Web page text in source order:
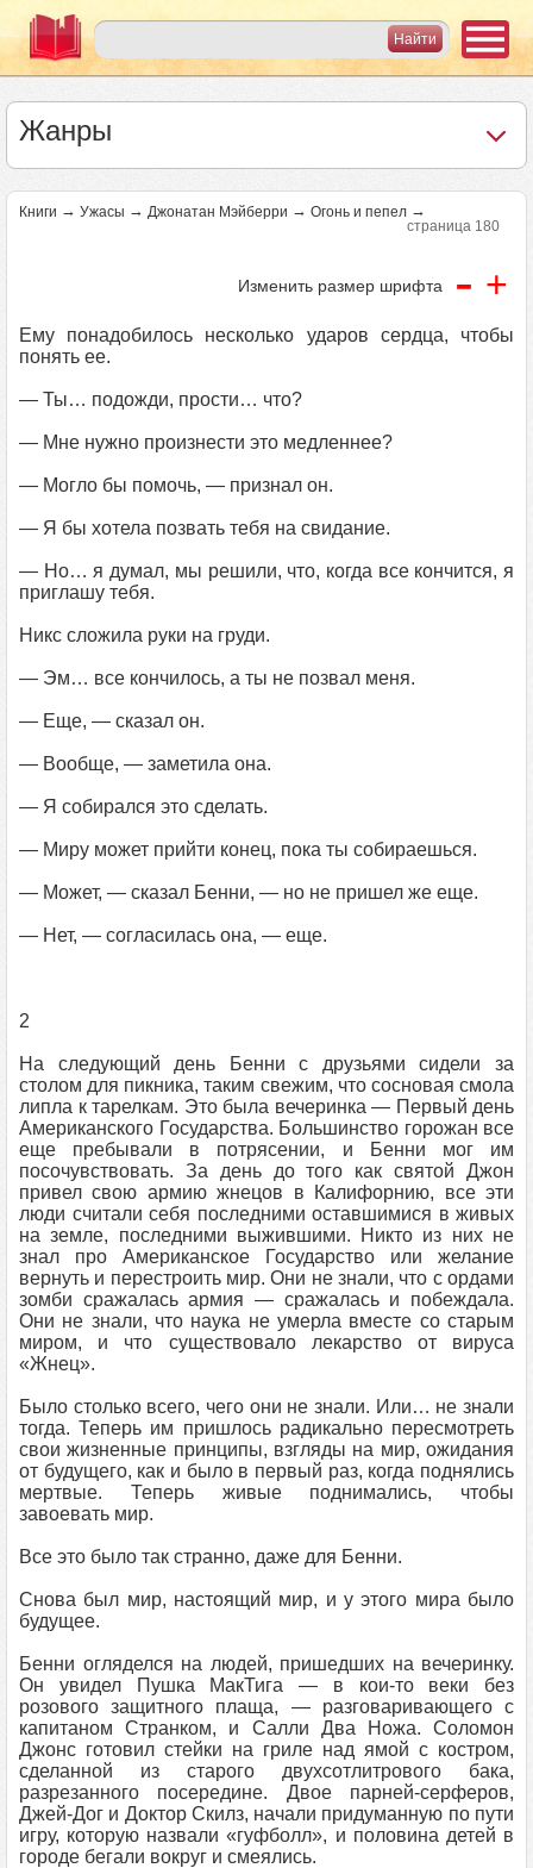
Жанры
Книги → Ужасы → Джонатан Мэйберри → Огонь и пепел →
страница 180
Изменить размер шрифта - +
Ему понадобилось несколько ударов сердца, чтобы
понять ее.
— Ты… подожди, прости… что?
— Мне нужно произнести это медленнее?
— Могло бы помочь, — признал он.
— Я бы хотела позвать тебя на свидание.
— Но… я думал, мы решили, что, когда все кончится, я
приглашу тебя.
Никс сложила руки на груди.
— Эм… все кончилось, а ты не позвал меня.
— Еще, — сказал он.
— Вообще, — заметила она.
— Я собирался это сделать.
— Миру может прийти конец, пока ты собираешься.
— Может, — сказал Бенни, — но не пришел же еще.
— Нет, — согласилась она, — еще.
2
На следующий день Бенни с друзьями сидели за
столом для пикника, таким свежим, что сосновая смола
липла к тарелкам. Это была вечеринка — Первый день
Американского Государства. Большинство горожан все
еще пребывали в потрясении, и Бенни мог им
посочувствовать. За день до того как святой Джон
привел свою армию жнецов в Калифорнию, все эти
люди считали себя последними оставшимися в живых
на земле, последними выжившими. Никто из них не
знал про Американское Государство или желание
вернуть и перестроить мир. Они не знали, что с ордами
зомби сражалась армия — сражалась и побеждала.
Они не знали, что наука не умерла вместе со старым
миром, и что существовало лекарство от вируса
«Жнец».
Было столько всего, чего они не знали. Или… не знали
тогда. Теперь им пришлось радикально пересмотреть
свои жизненные принципы, взгляды на мир, ожидания
от будущего, как и было в первый раз, когда поднялись
мертвые. Теперь живые поднимались, чтобы
завоевать мир.
Все это было так странно, даже для Бенни.
Снова был мир, настоящий мир, и у этого мира было
будущее.
Бенни огляделся на людей, пришедших на вечеринку.
Он увидел Пушка МакТига — в кои-то веки без
розового защитного плаща, — разговаривающего с
капитаном Странком, и Салли Два Ножа. Соломон
Джонс готовил стейки на гриле над ямой с костром,
сделанной из старого двухсотлитрового бака,
разрезанного посередине. Двое парней-серферов,
Джей-Дог и Доктор Скилз, начали придуманную по пути
игру, которую назвали «гуфболл», и половина детей в
городе бегали вокруг и смеялись.